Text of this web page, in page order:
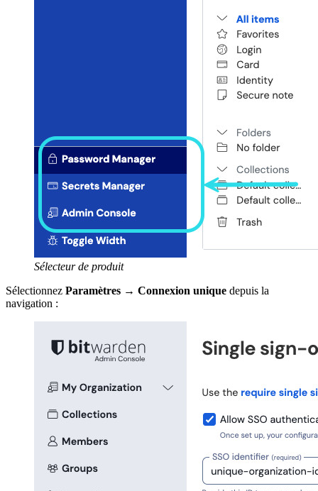
Sélecteur de produit
Sélectionnez Paramètres → Connexion unique depuis la
navigation :